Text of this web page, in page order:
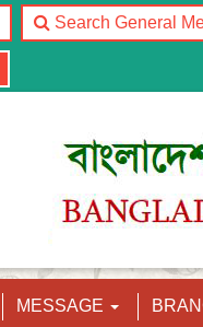
Search General
MESSAGE